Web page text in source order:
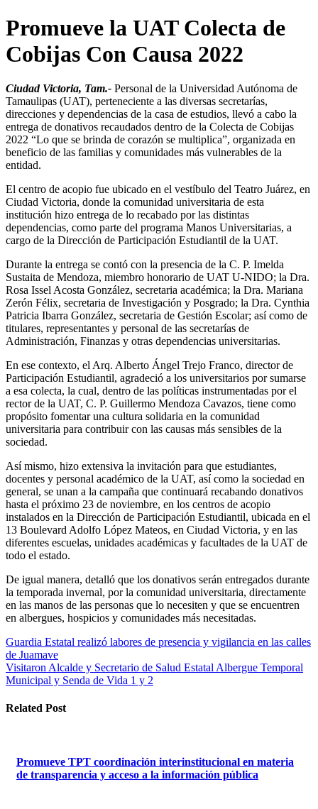
Promueve la UAT Colecta de
Cobijas Con Causa 2022
Ciudad Victoria, Tam.- Personal de la Universidad Autónoma de
Tamaulipas (UAT), perteneciente a las diversas secretarías,
direcciones y dependencias de la casa de estudios, llevó a cabo la
entrega de donativos recaudados dentro de la Colecta de Cobijas
2022 “Lo que se brinda de corazón se multiplica”, organizada en
beneficio de las familias y comunidades más vulnerables de la
entidad.
El centro de acopio fue ubicado en el vestíbulo del Teatro Juárez, en
Ciudad Victoria, donde la comunidad universitaria de esta
institución hizo entrega de lo recabado por las distintas
dependencias, como parte del programa Manos Universitarias, a
cargo de la Dirección de Participación Estudiantil de la UAT.
Durante la entrega se contó con la presencia de la C. P. Imelda
Sustaita de Mendoza, miembro honorario de UAT U-NIDO; la Dra.
Rosa Issel Acosta González, secretaria académica; la Dra. Mariana
Zerón Félix, secretaria de Investigación y Posgrado; la Dra. Cynthia
Patricia Ibarra González, secretaria de Gestión Escolar; así como de
titulares, representantes y personal de las secretarías de
Administración, Finanzas y otras dependencias universitarias.
En ese contexto, el Arq. Alberto Ángel Trejo Franco, director de
Participación Estudiantil, agradeció a los universitarios por sumarse
a esa colecta, la cual, dentro de las políticas instrumentadas por el
rector de la UAT, C. P. Guillermo Mendoza Cavazos, tiene como
propósito fomentar una cultura solidaria en la comunidad
universitaria para contribuir con las causas más sensibles de la
sociedad.
Así mismo, hizo extensiva la invitación para que estudiantes,
docentes y personal académico de la UAT, así como la sociedad en
general, se unan a la campaña que continuará recabando donativos
hasta el próximo 23 de noviembre, en los centros de acopio
instalados en la Dirección de Participación Estudiantil, ubicada en el
13 Boulevard Adolfo López Mateos, en Ciudad Victoria, y en las
diferentes escuelas, unidades académicas y facultades de la UAT de
todo el estado.
De igual manera, detalló que los donativos serán entregados durante
la temporada invernal, por la comunidad universitaria, directamente
en las manos de las personas que lo necesiten y que se encuentren
en albergues, hospicios y comunidades más necesitadas.
Navegación
de
entradas
Guardia Estatal realizó labores de presencia y vigilancia en las calles
de Juamave
Visitaron Alcalde y Secretario de Salud Estatal Albergue Temporal
Municipal y Senda de Vida 1 y 2
Related Post
Promueve TPT coordinación interinstitucional en materia
de transparencia y acceso a la información pública